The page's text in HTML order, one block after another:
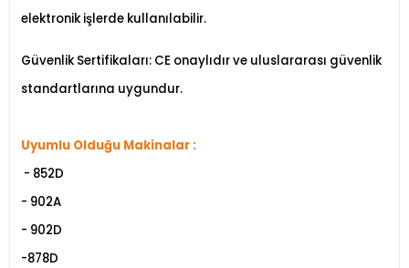
elektronik işlerde kullanılabilir.
Güvenlik Sertifikaları: CE onaylıdır ve uluslararası güvenlik
standartlarına uygundur.
Uyumlu Olduğu Makinalar :
- 852D
- 902A
- 902D
-878D